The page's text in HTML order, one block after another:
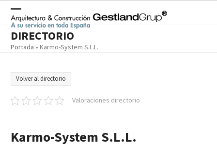
contentOpen
mobile
menu
Close
mobile
menu
DIRECTORIO
Portada »Karmo-System S.L.L.
Volver al directorio
Valoraciones directorio
Karmo-System S.L.L.